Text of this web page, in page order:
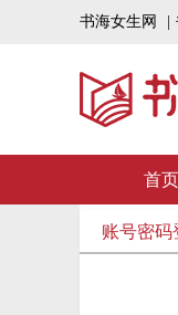
书海女生网
首页
账号密码